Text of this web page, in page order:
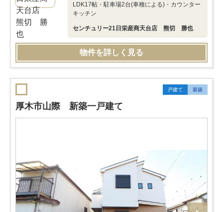
LDK17帖・駐車場2台(車種による)・カウンター
キッチン
センチュリー21日栄産商天台店 熊切 勝也
物件を詳しく見る
戸建て 新築
厚木市山際 新築一戸建て